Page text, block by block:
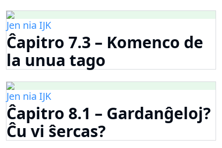
Jen nia IJK
Ĉapitro 7.3 – Komenco de
la unua tago
Jen nia IJK
Ĉapitro 8.1 – Gardanĝeloj?
Ĉu vi ŝercas?